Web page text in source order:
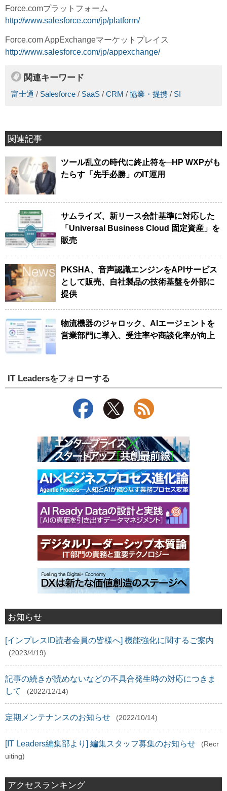
Force.comプラットフォーム
http://www.salesforce.com/jp/platform/
Force.com AppExchangeマーケットプレイス
http://www.salesforce.com/jp/appexchange/
関連キーワード
富士通 / Salesforce / SaaS / CRM / 協業・提携 / SI
関連記事
ツール乱立の時代に終止符を─HP WXPがも
たらす「先手必勝」のIT運用
サムライズ、新リース会計基準に対応した
「Universal Business Cloud 固定資産」を
販売
PKSHA、音声認識エンジンをAPIサービス
として販売、自社製品の技術基盤を外部に
提供
物流機器のジャロック、AIエージェントを
営業部門に導入、受注率や商談化率が向上
IT Leadersをフォローする
お知らせ
[インプレスID読者会員の皆様へ] 機能強化に関するご案内
(2023/4/19)
記事の続きが読めないなどの不具合発生時の対応につきま
して
(2022/12/14)
定期メンテナンスのお知らせ (2022/10/14)
[IT Leaders編集部より] 編集スタッフ募集のお知らせ
(Recr
uiting)
アクセスランキング